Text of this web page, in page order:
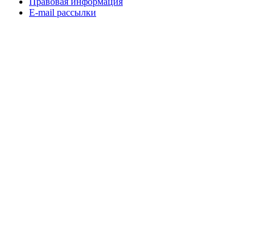
E-mail рассылки